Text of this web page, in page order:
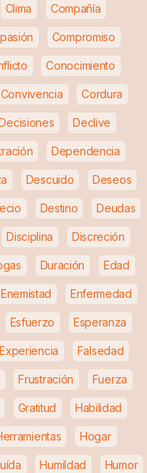
Clima Compañía
Compromiso
Conocimiento
Convivencia Cordura
Declive
Dependencia
Descuido Deseos
Destino Deudas
Disciplina Discreción
Duración Edad
Enemistad Enfermedad
Esfuerzo Esperanza
Experiencia Falsedad
Frustración Fuerza
Gratitud Habilidad
Hogar
Humildad Humor